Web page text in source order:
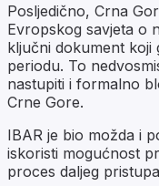
Posljedično, Crna
Evropskog savjeta o
ključni dokument
periodu. To
nastupiti i formalno
Crne Gore.
IBAR je bio možda i
iskoristi mogućnost
proces daljeg